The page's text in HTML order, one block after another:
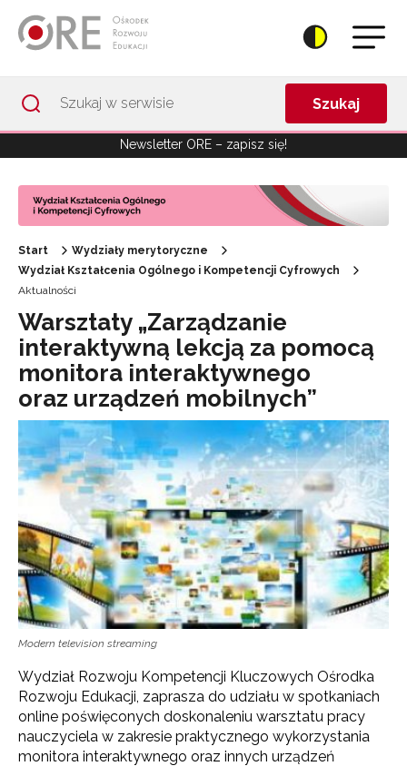
Szukaj
Newsletter ORE – zapisz się!
Start
Wydziały merytoryczne
Wydział Kształcenia Ogólnego i Kompetencji Cyfrowych
Aktualności
Warsztaty „Zarządzanie
interaktywną lekcją za pomocą
monitora interaktywnego
oraz urządzeń mobilnych”
Modern television streaming
Wydział Rozwoju Kompetencji Kluczowych Ośrodka
Rozwoju Edukacji, zaprasza do udziału w spotkaniach
online poświęconych doskonaleniu warsztatu pracy
nauczyciela w zakresie praktycznego wykorzystania
monitora interaktywnego oraz innych urządzeń